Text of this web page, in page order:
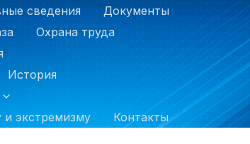
сведения
Документы
Охрана труда
История
экстремизму
Контакты